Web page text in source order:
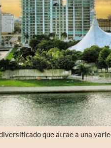
que atrae a una